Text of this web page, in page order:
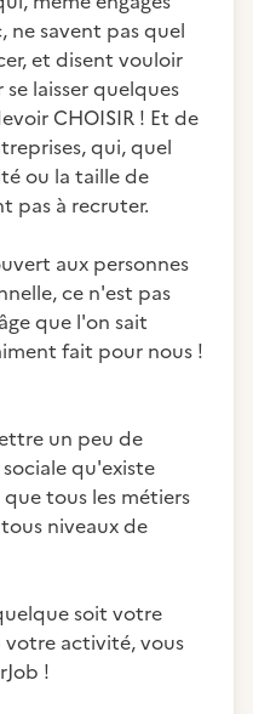
ne savent pas quel
et disent vouloir
laisser quelques
CHOISIR ! Et de
qui, quel
ou la taille de
pas à recruter.
aux personnes
ce n'est pas
que l'on sait
fait pour nous !
un peu de
qu'existe
tous les métiers
niveaux de
soit votre
activité, vous
!